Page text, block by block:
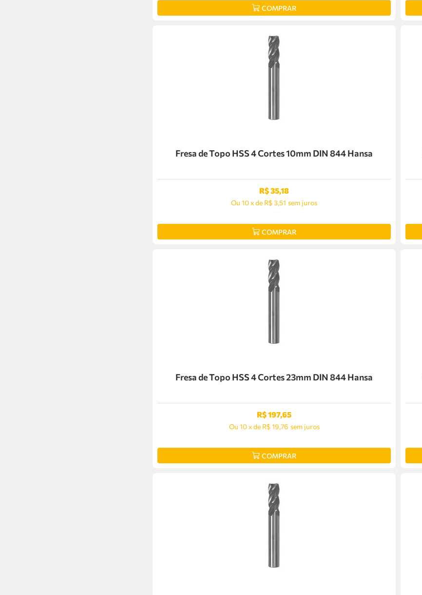
COMPRAR
Fresa de Topo HSS 4 Cortes 10mm DIN 844 Hansa
R$35,18
Ou 10xde R$ 3,51 sem juros
COMPRAR
Fresa de Topo HSS 4 Cortes 23mm DIN 844 Hansa
R$197,65
Ou 10 xde R$ 19,76 sem juros
COMPRAR